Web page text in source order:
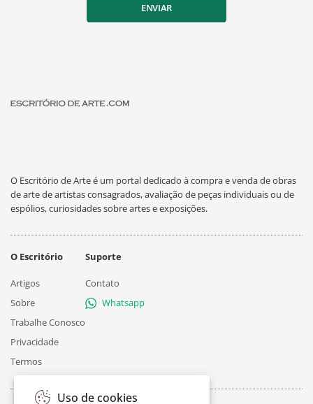
ENVIAR
O Escritório de Arte é um portal dedicado à compra e venda de obras
de arte de artistas consagrados, avaliação de peças individuais ou de
espólios, curiosidades sobre artes e exposições.
O Escritório
Artigos
Sobre
Trabalhe Conosco
Privacidade
Termos
Suporte
Contato
Whatsapp
Uso de cookies